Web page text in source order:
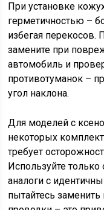
При установке
герметичностью –
избегая
замените при
автомобиль и
противотуманок –
угол наклона.
Для моделей с
некоторых
требует
Используйте
аналоги с
пытайтесь заменить